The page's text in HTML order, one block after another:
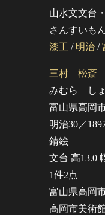
山水文文台
さんすいも
漆工 / 明治 /
三村 松斎
みむら し
富山県高岡
明治30／
錆絵
文台 高13.0
1件2点
富山県高岡
高岡市美術